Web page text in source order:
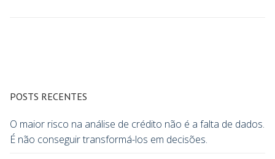
POSTS RECENTES
O maior risco na análise de crédito não é a falta de dados.
É não conseguir transformá-los em decisões.